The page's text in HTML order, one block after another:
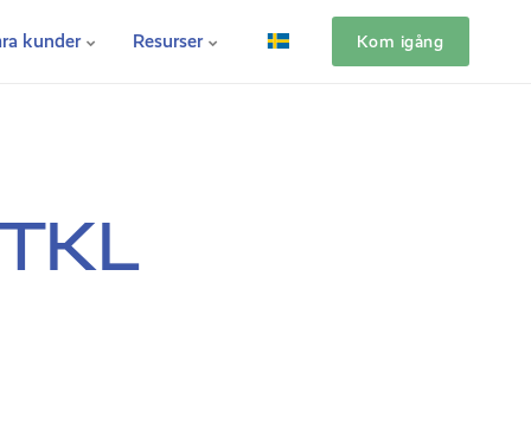
kunder Resurser Kom igång